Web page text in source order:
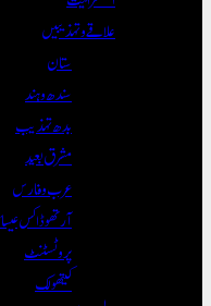
علاقے و تہذیبیں
ستان
سندھ و ہند
بدھ تہذیب
مشرق بعید
عرب و فارس
آرتھوڈاکس عیسائیت
پروٹسٹنٹ
کیتھولک